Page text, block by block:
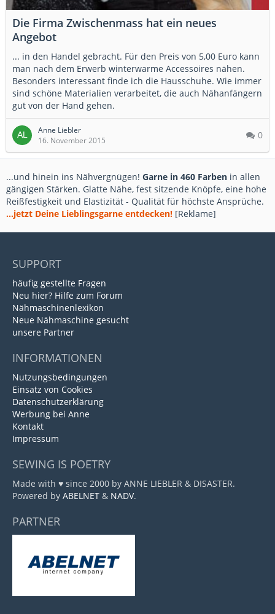
Die Firma Zwischenmass hat ein neues
Angebot
... in den Handel gebracht. Für den Preis von 5,00 Euro kann
man nach dem Erwerb winterwarme Accessoires nähen.
Besonders interessant finde ich die Hausschuhe. Wie immer
sind schöne Materialien verarbeitet, die auch Nähanfängern
gut von der Hand gehen.
Anne Liebler
16. November 2015
0
...und hinein ins Nähvergnügen! Garne in 460 Farben in allen
gängigen Stärken. Glatte Nähe, fest sitzende Knöpfe, eine hohe
Reißfestigkeit und Elastizität - Qualität für höchste Ansprüche.
...jetzt Deine Lieblingsgarne entdecken! [Reklame]
SUPPORT
häufig gestellte Fragen
Neu hier? Hilfe zum Forum
Nähmaschinenlexikon
Neue Nähmaschine gesucht
unsere Partner
INFORMATIONEN
Nutzungsbedingungen
Einsatz von Cookies
Datenschutzerklärung
Werbung bei Anne
Kontakt
Impressum
SEWING IS POETRY
Made with ♥ since 2000 by ANNE LIEBLER & DISASTER.
Powered by ABELNET & NADV.
PARTNER